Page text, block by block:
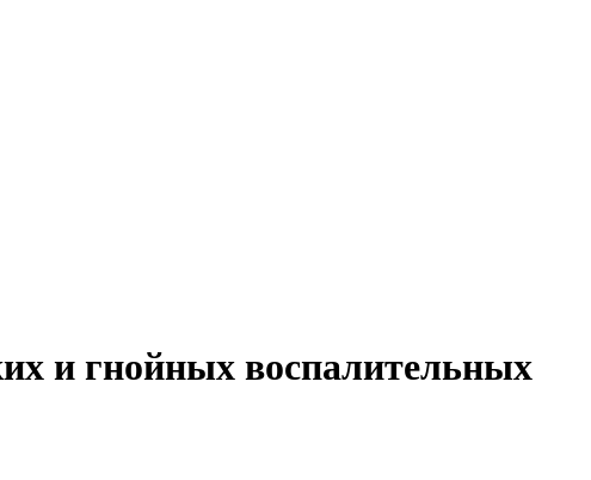
и гнойных воспалительных